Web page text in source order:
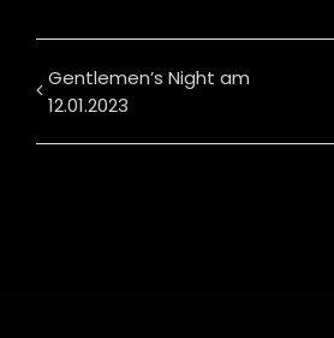
Gentlemen’s Night am
12.01.2023